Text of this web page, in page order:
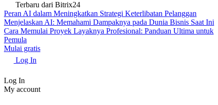
Terbaru dari Bitrix24
Peran AI dalam Meningkatkan Strategi Keterlibatan Pelanggan
Menjelaskan AI: Memahami Dampaknya pada Dunia Bisnis Saat Ini
Cara Memulai Proyek Layaknya Profesional: Panduan Ultima untuk
Pemula
Mulai gratis
Log In
Log In
My account